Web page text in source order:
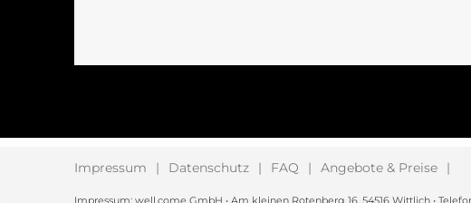
Impressum Datenschutz FAQ Angebote & Preise
Impressum: well.come GmbH • Am kleinen Rotenberg 16, 54516 Wittlich •